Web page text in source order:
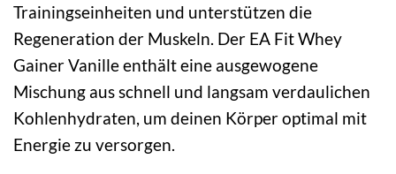
Trainingseinheiten und unterstützen die
Regeneration der Muskeln. Der EA Fit Whey
Gainer Vanille enthält eine ausgewogene
Mischung aus schnell und langsam verdaulichen
Kohlenhydraten, um deinen Körper optimal mit
Energie zu versorgen.